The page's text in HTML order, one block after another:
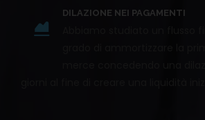
DILAZIONE NEI PAGAMENTI